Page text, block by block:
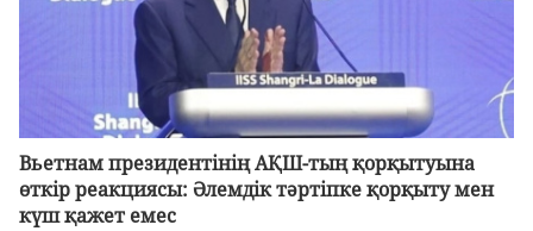
Вьетнам президентінің АҚШ-тың қорқытуына
өткір реакциясы: Әлемдік тәртіпке қорқыту мен
күш қажет емес